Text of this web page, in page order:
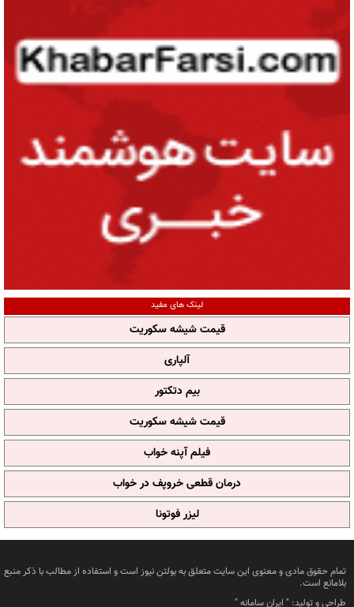
لینک های مفید
قیمت شیشه سکوریت
آلپاری
بیم دتکتور
قیمت شیشه سکوریت
فیلم آپنه خواب
درمان قطعی خروپف در خواب
لیزر فوتونا
تمام حقوق مادی و معنوی این سایت متعلق به بولتن نیوز است و استفاده از مطالب با ذکر منبع
بلامانع است.
طراحی و تولید: " ایران سامانه"